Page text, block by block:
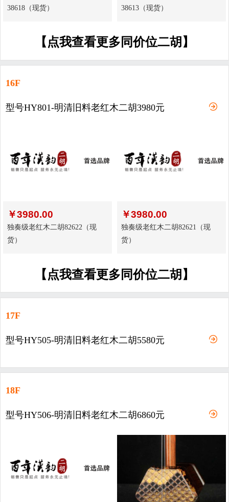
38618（现货） 38613（现货）
【点我查看更多同价位二胡】
16F
型号HY801-明清旧料老红木二胡3980元
￥3980.00
独奏级老红木二胡82622（现
货）
￥3980.00
独奏级老红木二胡82621（现
货）
【点我查看更多同价位二胡】
17F
型号HY505-明清旧料老红木二胡5580元
18F
型号HY506-明清旧料老红木二胡6860元